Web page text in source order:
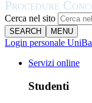
Cerca nel sito
SEARCH MENU
Login personale UniBa
Servizi online
Studenti